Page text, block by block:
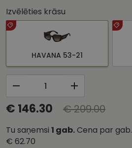
Izvēlēties krāsu
HAVANA 53-21
€ 146.30 € 209.00
Tu saņemsi 1 gab.Cena par gab.
€ 62.70